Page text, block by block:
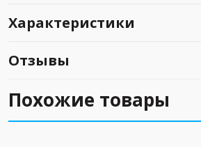
Характеристики
Отзывы
Похожие товары